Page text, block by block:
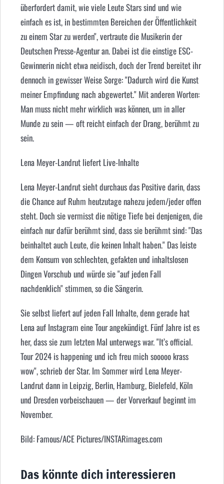
überfordert damit, wie viele Leute Stars sind und wie
einfach es ist, in bestimmten Bereichen der Öffentlichkeit
zu einem Star zu werden", vertraute die Musikerin der
Deutschen Presse-Agentur an. Dabei ist die einstige ESC-
Gewinnerin nicht etwa neidisch, doch der Trend bereitet ihr
dennoch in gewisser Weise Sorge: "Dadurch wird die Kunst
meiner Empfindung nach abgewertet." Mit anderen Worten:
Man muss nicht mehr wirklich was können, um in aller
Munde zu sein — oft reicht einfach der Drang, berühmt zu
sein.
Lena Meyer-Landrut liefert Live-Inhalte
Lena Meyer-Landrut sieht durchaus das Positive darin, dass
die Chance auf Ruhm heutzutage nahezu jedem/jeder offen
steht. Doch sie vermisst die nötige Tiefe bei denjenigen, die
einfach nur dafür berühmt sind, dass sie berühmt sind: "Das
beinhaltet auch Leute, die keinen Inhalt haben." Das leiste
dem Konsum von schlechten, gefakten und inhaltslosen
Dingen Vorschub und würde sie "auf jeden Fall
nachdenklich" stimmen, so die Sängerin.
Sie selbst liefert auf jeden Fall Inhalte, denn gerade hat
Lena auf Instagram eine Tour angekündigt. Fünf Jahre ist es
her, dass sie zum letzten Mal unterwegs war. "It’s official.
Tour 2024 is happening und ich freu mich sooooo krass
wow", schrieb der Star. Im Sommer wird Lena Meyer-
Landrut dann in Leipzig, Berlin, Hamburg, Bielefeld, Köln
und Dresden vorbeischauen — der Vorverkauf beginnt im
November.
Bild: Famous/ACE Pictures/INSTARimages.com
Das könnte dich interessieren